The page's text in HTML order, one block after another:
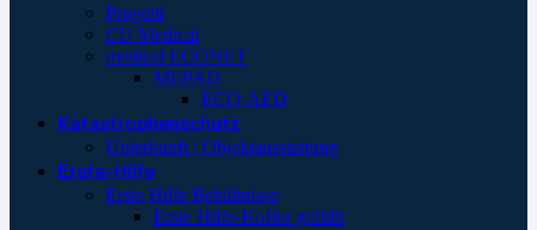
Progetti
CU Medical
medical ECONET
MEPAD
ECO-AED
Katastrophenschutz
Unterkunft / Objektausstattung
Erste-Hilfe
Erste Hilfe Behältnisse
Erste Hilfe-Koffer gefüllt